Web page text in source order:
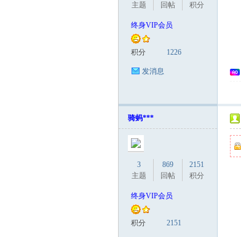
主题
回帖
积分
终身VIP会员
积分 1226
发消息
骑蚂***
3
主题
869
回帖
2151
积分
终身VIP会员
积分 2151